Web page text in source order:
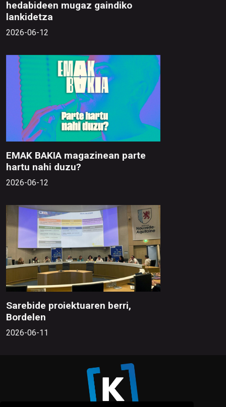
hedabideen mugaz gaindiko
lankidetza
2026-06-12
EMAK BAKIA magazinean parte
hartu nahi duzu?
2026-06-12
Sarebide proiektuaren berri,
Bordelen
2026-06-11